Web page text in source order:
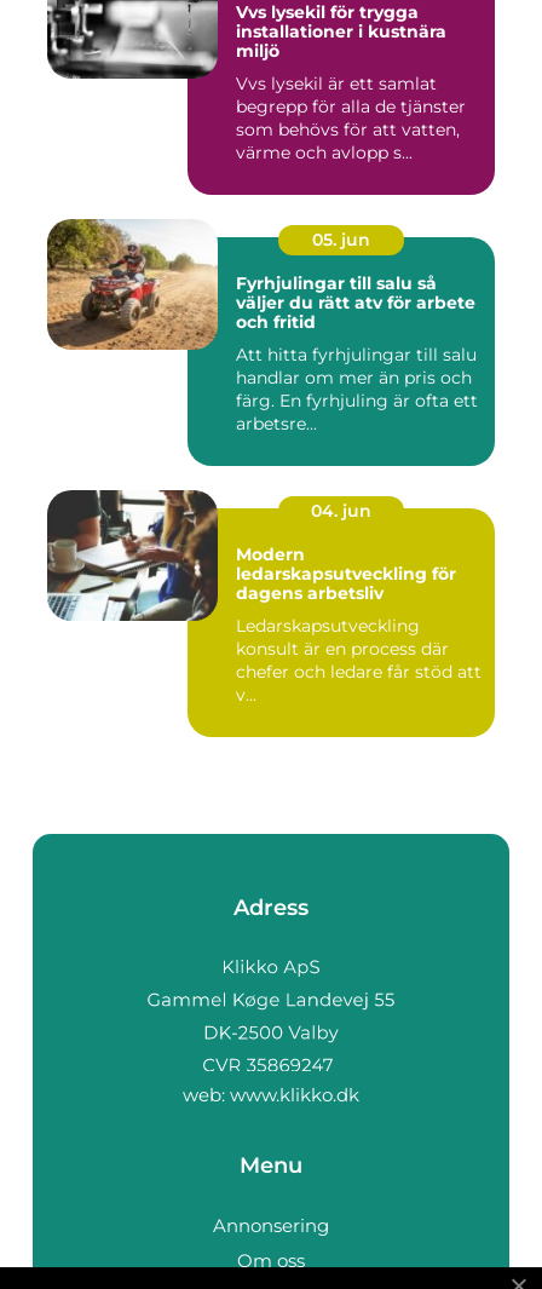
Vvs lysekil för trygga
installationer i kustnära
miljö
Vvs lysekil är ett samlat
begrepp för alla de tjänster
som behövs för att vatten,
värme och avlopp s...
05. jun
Fyrhjulingar till salu så
väljer du rätt atv för arbete
och fritid
Att hitta fyrhjulingar till salu
handlar om mer än pris och
färg. En fyrhjuling är ofta ett
arbetsre...
04. jun
Modern
ledarskapsutveckling för
dagens arbetsliv
Ledarskapsutveckling
konsult är en process där
chefer och ledare får stöd att
v...
Adress
web: www.klikko.dk
Menu
Annonsering
Om oss